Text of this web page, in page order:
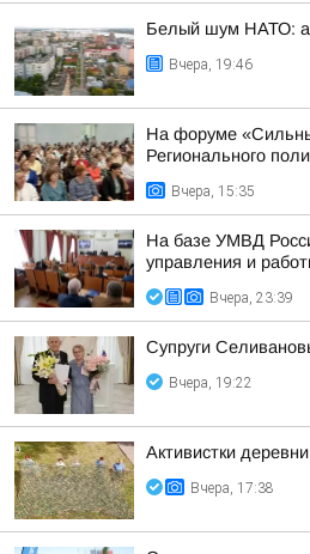
Белый шум НАТО:
Вчера, 19:46
На форуме
Регионального
Вчера, 15:35
На базе УМВД
управления и
Вчера, 23:39
Супруги
Вчера, 19:22
Активистки
Вчера, 17:38